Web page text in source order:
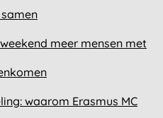
meer mensen met
waarom Erasmus MC